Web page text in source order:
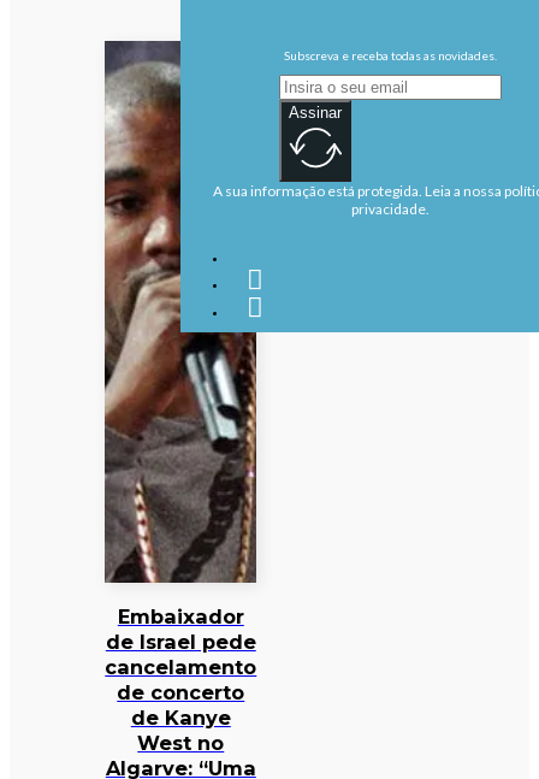
Embaixador
de Israel pede
cancelamento
de concerto
de Kanye
West no
Algarve: “Uma
Subscreva e receba todas as novidades.
Assinar
A sua informação está protegida. Leia a nossa
privacidade.